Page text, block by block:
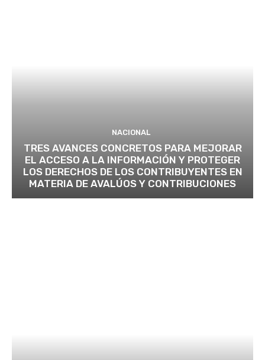
NACIONAL
TRES AVANCES CONCRETOS PARA MEJORAR
EL ACCESO A LA INFORMACIÓN Y PROTEGER
LOS DERECHOS DE LOS CONTRIBUYENTES EN
MATERIA DE AVALÚOS Y CONTRIBUCIONES